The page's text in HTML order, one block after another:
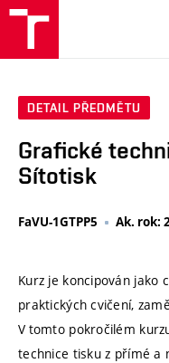
DETAIL PŘEDMĚTU
Grafické
Sítotisk
FaVU-1GTPP5 Ak. rok:
Kurz je koncipován jako
praktických cvičení,
V tomto pokročilém
technice tisku z přímé a